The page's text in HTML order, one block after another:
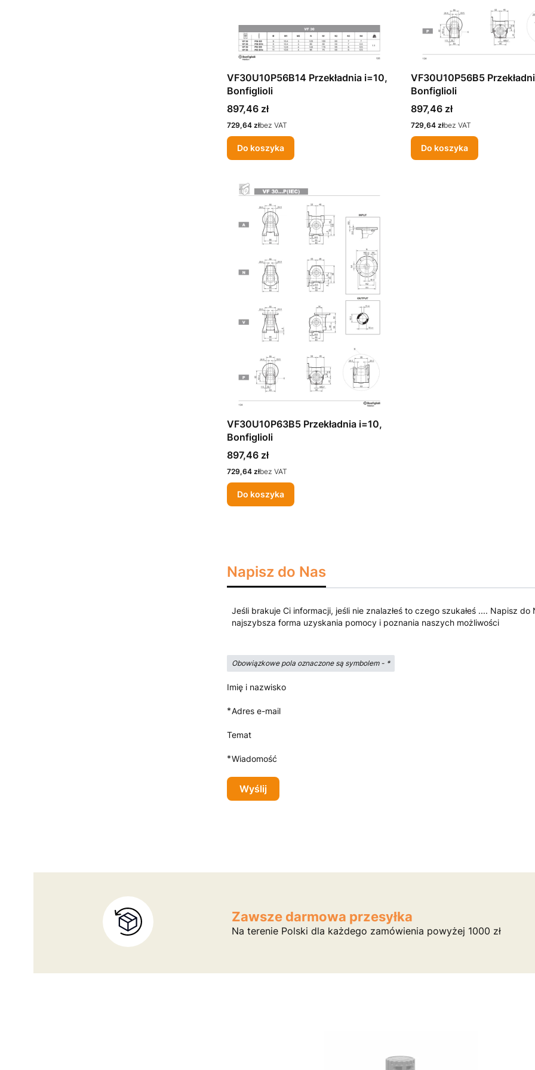
VF30U10P56B14 Przekładnia i=10,
Bonfiglioli
Cena
897,46 zł
Cena
729,64 złbez VAT
Do koszyka
VF30U10P56B5
Bonfiglioli
Cena
897,46 zł
Cena
729,64 złbez VAT
Do koszyka
VF30U10P63B5 Przekładnia i=10,
Bonfiglioli
Cena
897,46 zł
Cena
729,64 złbez VAT
Do koszyka
Napisz do Nas
Jeśli brakuje Ci informacji, jeśli nie znalazłeś to czego szukałeś .... Napisz
najszybsza forma uzyskania pomocy i poznania naszych możliwości
Obowiązkowe pola oznaczone są symbolem - *
Imię i nazwisko
*Adres e-mail
Temat
*Wiadomość
Wyślij
Zawsze darmowa przesyłka
Na terenie Polski dla każdego zamówienia powyżej 1000 zł